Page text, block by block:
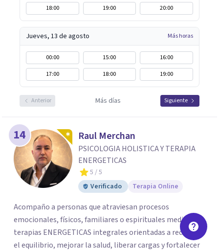
18:00
19:00 20:00
Jueves, 13 de agosto Más horas
00:00 15:00
16:00
17:00
18:00 19:00
Anterior Más días Siguiente
14 Raul Merchan
PSICOLOGIA HOLISTICA Y TERAPIA
ENERGETICAS
5 / 5
Verificado
Terapia Online
Acompaño a personas que atraviesan procesos
emocionales, físicos, familiares o espirituales mediante
terapias ENERGETICAS integrales orientadas a recuperar
el equilibrio, mejorar la salud, liberar cargas y fortalecer